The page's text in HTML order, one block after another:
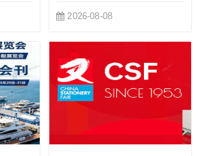
2026-08-08